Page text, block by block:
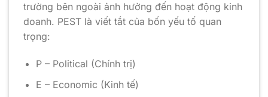
trường bên ngoài ảnh hưởng đến hoạt động kinh
doanh. PEST là viết tắt của bốn yếu tố quan
trọng:
P – Political (Chính trị)
E – Economic (Kinh tế)